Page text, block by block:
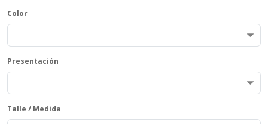
Color
Presentación
Talle / Medida